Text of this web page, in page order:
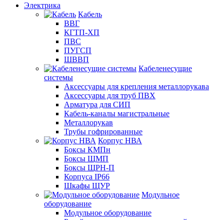
Электрика
Кабель
ВВГ
КГТП-ХП
ПВС
ПУГСП
ШВВП
Кабеленесущие
системы
Аксессуары для крепления металлорукава
Аксессуары для труб ПВХ
Арматура для СИП
Кабель-каналы магистральные
Металлорукав
Трубы гофрированные
Корпус НВА
Боксы КМПн
Боксы ЩМП
Боксы ЩРН-П
Корпуса IP66
Шкафы ЩУР
Модульное
оборудование
Модульное оборудование